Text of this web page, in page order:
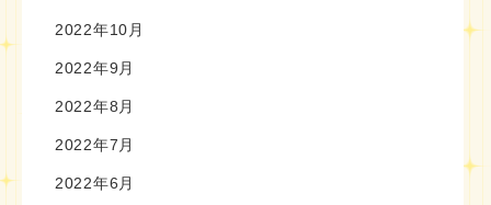
2022年10月
2022年9月
2022年8月
2022年7月
2022年6月